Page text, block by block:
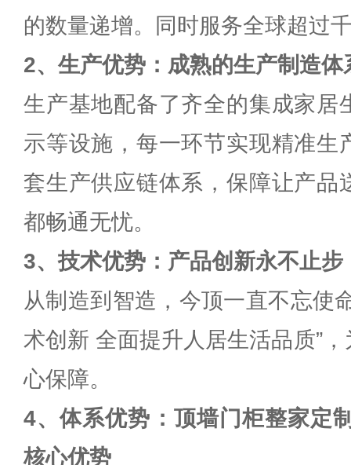
的数量递增。同时服务全球超过
2、生产优势：成熟的生产制造
生产基地配备了齐全的集成家居
示等设施，每一环节实现精准生
套生产供应链体系，保障让产品
都畅通无忧。
3、技术优势：产品创新永不止
从制造到智造，今顶一直不忘使
术创新 全面提升人居生活品质”
心保障。
4、体系优势：顶墙门柜整家定
核心优势